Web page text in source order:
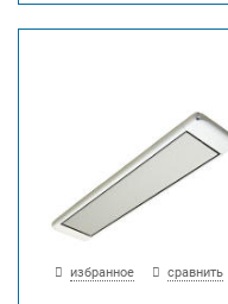
избранное сравнить